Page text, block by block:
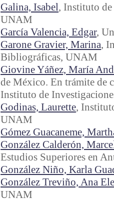
Galina, Isabel, Instituto
UNAM
García Valencia, Edgar,
Garone Gravier, Marina,
Bibliográficas, UNAM
Giovine Yáñez, María
de México. En trámite de
Instituto de
Godinas, Laurette,
UNAM
Gómez Guacaneme,
González Calderón,
Estudios Superiores en
González Niño, Karla
González Treviño, Ana
UNAM